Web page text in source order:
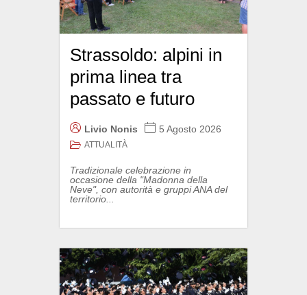
Strassoldo: alpini in
prima linea tra
passato e futuro
Livio Nonis 5 Agosto 2026
ATTUALITÀ
Tradizionale celebrazione in
occasione della "Madonna della
Neve", con autorità e gruppi ANA del
territorio...